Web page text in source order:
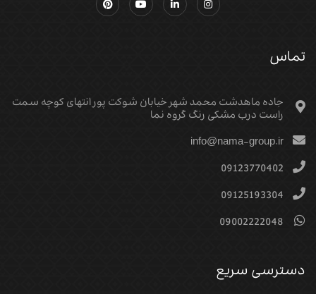
تماس
جاده ماهدشت محمد شهر خیابان شوکت پور انتهای کوچه سمت
راست درب مشکی رنگ گروه نما
info@nama-group.ir
09123770402
09125193304
09002222048
دسترسی سریع